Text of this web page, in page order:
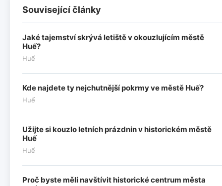
Související články
Jaké tajemství skrývá letiště v okouzlujícím městě
Huế?
Huế
Kde najdete ty nejchutnější pokrmy ve městě Huế?
Huế
Užijte si kouzlo letních prázdnin v historickém městě
Huế
Huế
Proč byste měli navštívit historické centrum města